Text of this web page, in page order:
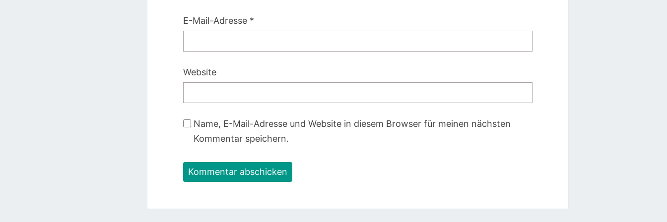
E-Mail-Adresse *
Website
Name, E-Mail-Adresse und Website in diesem Browser für meinen nächsten
Kommentar speichern.